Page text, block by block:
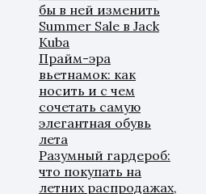
бы в ней изменить
Summer Sale в Jack
Kuba
Прайм-эра
вьетнамок: как
носить и с чем
сочетать самую
элегантная обувь
лета
Разумный гардероб:
что покупать на
летних распродажах,